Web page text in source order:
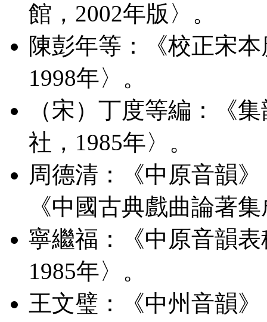
館，2002年版〉。
陳彭年等：《校正宋
1998年〉。
（宋）丁度等編：《
社，1985年〉。
周德清：《中原音韻
《中國古典戲曲論著
寧繼福：《中原音韻
1985年〉。
王文璧：《中州音韻